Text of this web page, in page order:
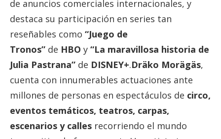
de anuncios comerciales internacionales, y
destaca su participación en series tan
reseñables como “Juego de
Tronos” de HBO y “La maravillosa historia de
Julia Pastrana” de DISNEY+.Dräko Morägäs,
cuenta con innumerables actuaciones ante
millones de personas en espectáculos de circo,
eventos temáticos, teatros, carpas,
escenarios y calles recorriendo el mundo